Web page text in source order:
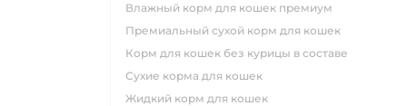
влажный корм для кошек премиум
премиальный сухой корм для кошек
корм для кошек без курицы в составе
сухие корма для кошек
жидкий корм для кошек